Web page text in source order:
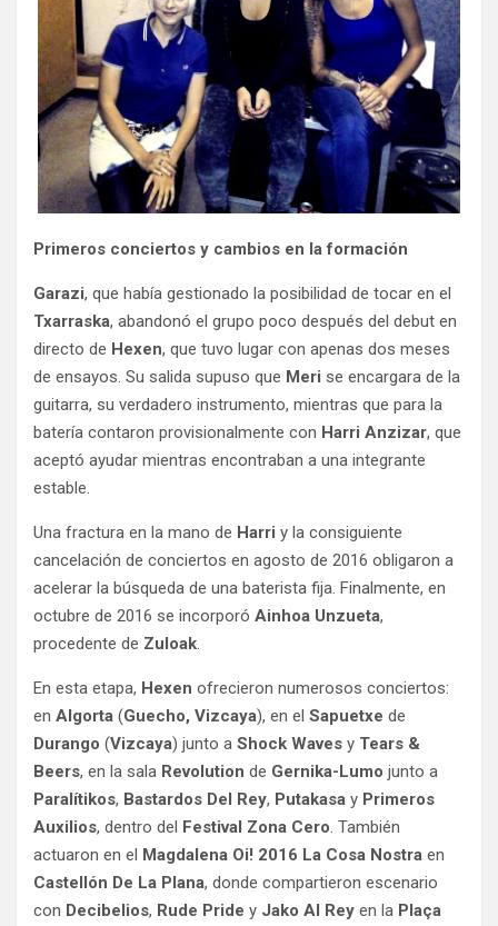
Primeros conciertos y cambios en la formación
Garazi, que había gestionado la posibilidad de tocar en el
Txarraska, abandonó el grupo poco después del debut en
directo de Hexen, que tuvo lugar con apenas dos meses
de ensayos. Su salida supuso que Meri se encargara de la
guitarra, su verdadero instrumento, mientras que para la
batería contaron provisionalmente con Harri Anzizar, que
aceptó ayudar mientras encontraban a una integrante
estable.
Una fractura en la mano de Harri y la consiguiente
cancelación de conciertos en agosto de 2016 obligaron a
acelerar la búsqueda de una baterista fija. Finalmente, en
octubre de 2016 se incorporó Ainhoa Unzueta,
procedente de Zuloak.
En esta etapa, Hexen ofrecieron numerosos conciertos:
en Algorta (Guecho, Vizcaya), en el Sapuetxe de
Durango (Vizcaya) junto a Shock Waves y Tears &
Beers, en la sala Revolution de Gernika-Lumo junto a
Paralítikos, Bastardos Del Rey, Putakasa y Primeros
Auxilios, dentro del Festival Zona Cero. También
actuaron en el Magdalena Oi! 2016 La Cosa Nostra en
Castellón De La Plana, donde compartieron escenario
con Decibelios, Rude Pride y Jako Al Rey en la Plaça